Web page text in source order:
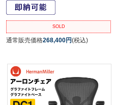
SOLD
通常販売価格268,400円(税込)